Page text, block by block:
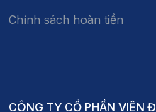
Chính sách hoàn tiền
CÔNG TY CỔ PHẦN VIỆN